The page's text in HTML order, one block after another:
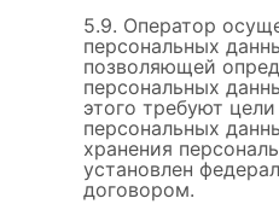
5.9. Оператор
персональных
позволяющей
персональных
этого требуют
персональных
хранения
установлен
договором.